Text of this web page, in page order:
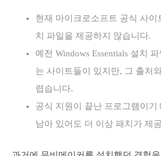
현재 마이크로소프트 공식 사이
치 파일을 제공하지 않습니다.
예전 Windows Essentials 설치
는 사이트들이 있지만, 그 출처
렵습니다.
공식 지원이 끝난 프로그램이기
남아 있어도 더 이상 패치가 제